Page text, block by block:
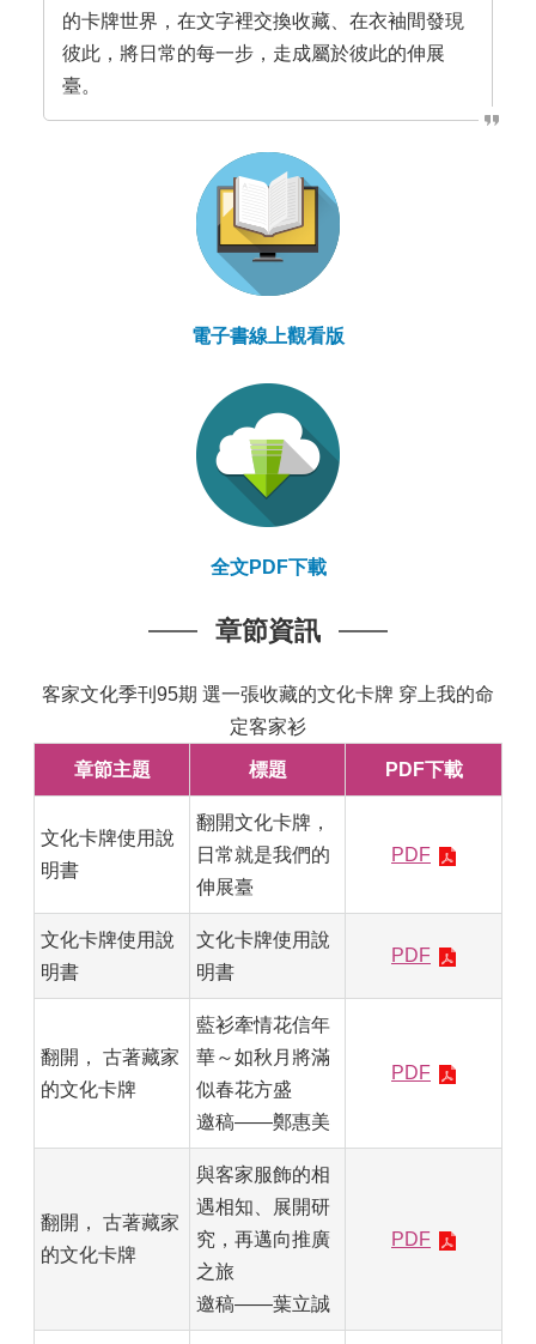
的卡牌世界，在文字裡交換收藏、在衣袖間發現
彼此，將日常的每一步，走成屬於彼此的伸展
臺。
電子書線上觀看版
全文PDF下載
章節資訊
章節主題 標題 PDF下載
客家文化季刊95期 選一張收藏的文化卡牌 穿上我的命
定客家衫
文化卡牌使用說
明書
翻開文化卡牌，
日常就是我們的
伸展臺
PDF
文化卡牌使用說
明書
文化卡牌使用說
明書
PDF
翻開， 古著藏家
的文化卡牌
藍衫牽情花信年
華～如秋月將滿
似春花方盛
邀稿——鄭惠美
PDF
翻開， 古著藏家
的文化卡牌
與客家服飾的相
遇相知、展開研
究，再邁向推廣
之旅
邀稿——葉立誠
PDF